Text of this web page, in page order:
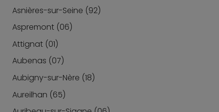
Asnières-sur-Seine (92)
Aspremont (06)
Attignat (01)
Aubenas (07)
Aubigny-sur-Nère (18)
Aureilhan (65)